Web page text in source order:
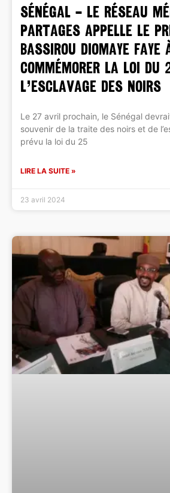
SÉNÉGAL – LE RÉSEAU
PARTAGES APPELLE LE
BASSIROU DIOMAYE FAYE
COMMÉMORER LA LOI
L’ESCLAVAGE DES NOIRS
Le 27 avril prochain, le Sénégal
souvenir de la traite des noirs et de
prévu la loi du 25
LIRE LA SUITE »
23 avril 2024